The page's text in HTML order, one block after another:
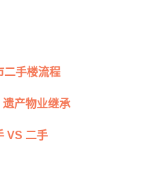
二手楼流程
遗产物业继承
VS 二手